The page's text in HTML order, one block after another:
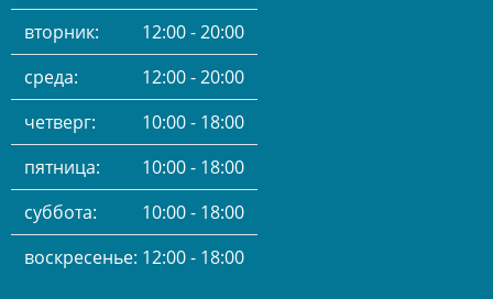
вторник:
12:00 - 20:00
среда:
12:00 - 20:00
четверг:
10:00 - 18:00
пятница:
10:00 - 18:00
суббота:
10:00 - 18:00
воскресенье: 12:00 - 18:00